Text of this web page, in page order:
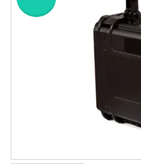
PŘÍSLUŠENSTVÍ
DETEKTORY KOVŮ